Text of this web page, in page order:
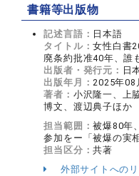
書籍等出版物
記述言語： 日本語
タイトル：女性白書
廃条約批准40年、誰
出版者・発行元： 日
出版年月：2025年08
著者： 小沢隆一、上
博文、渡辺典子ほか
担当範囲：被爆80年
参加をー「被爆の実
担当区分：共著
外部サイトへの